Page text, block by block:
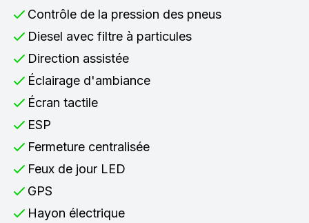
Contrôle de la pression des pneus
Diesel avec filtre à particules
Direction assistée
Éclairage d'ambiance
Écran tactile
ESP
Fermeture centralisée
Feux de jour LED
GPS
Hayon électrique